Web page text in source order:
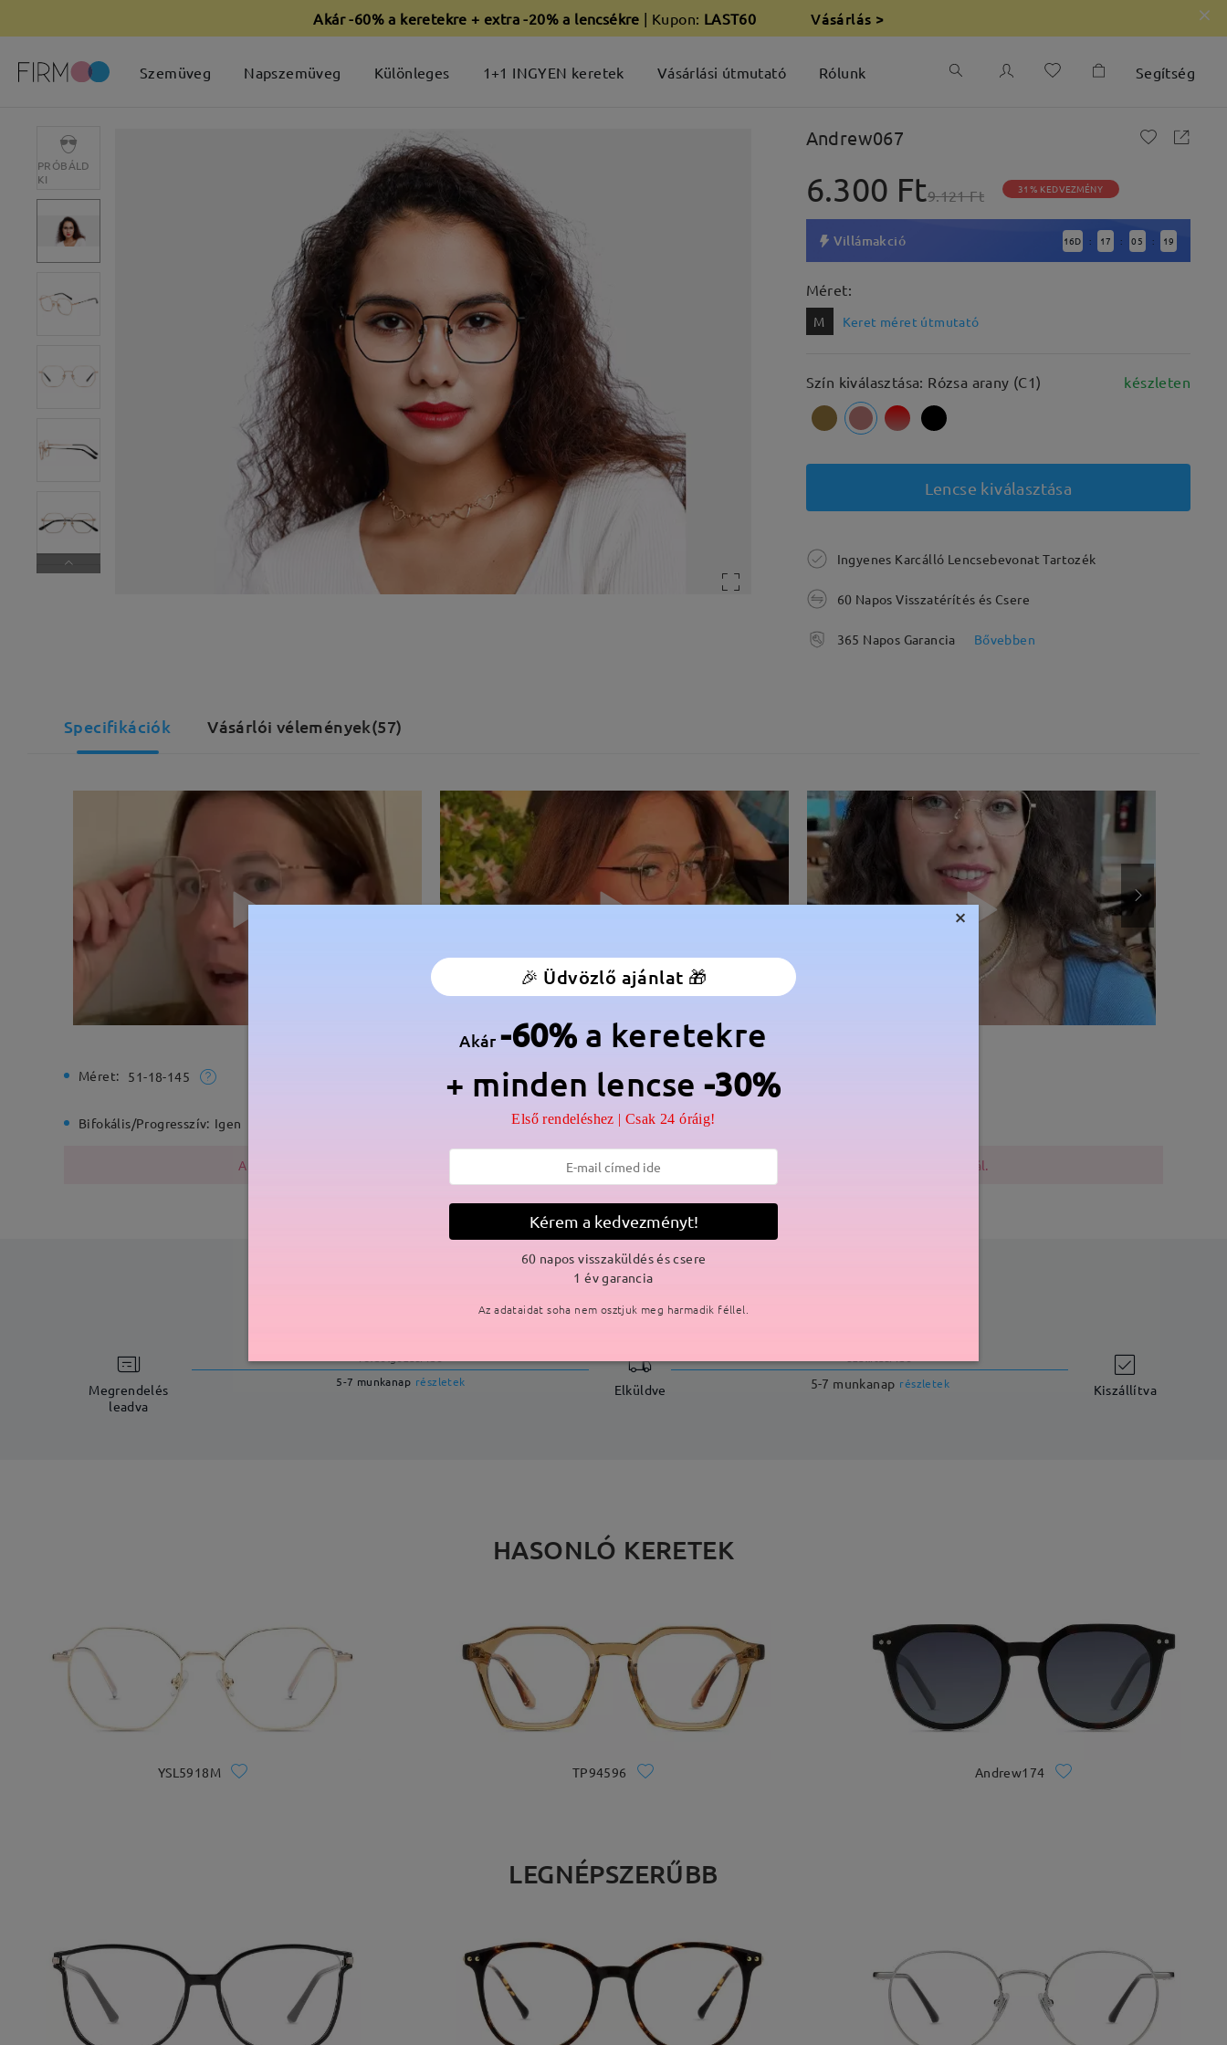
Akár -60% a keretekre + extra -20% a lencsékre | Kupon: LAST60 Vásárlás >
Szemüveg Napszemüveg Különleges 1+1 INGYEN keretek Vásárlási útmutató Rólunk Segítség
PRÓBÁLD
KI
Andrew067
6.300 Ft9.121 Ft 31% KEDVEZMÉNY
Villámakció 16D : 17 : 05 : 18
Méret:
M Keret méret útmutató
Szín kiválasztása: Rózsa arany (C1) készleten
Lencse kiválasztása
Ingyenes Karcálló Lencsebevonat Tartozék
60 Napos Visszatérítés és Csere
365 Napos Garancia Bővebben
Specifikációk Vásárlói vélemények(57)
Méret: 51-18-145 129 mm (Közepes) Lencse átlós méret: 52 mm
Bifokális/Progresszív: Igen Anyag: Fém
A fémszerkezet nikkelt tartalmaz a gyártási folyamat miatt. Nikkelallergiás vásárlók legyenek elővigyázatosak a vásárlásnál.
SZÁLLÍTÁS
Megrendelés
leadva
feldolgozási idő
5-7 munkanap részletek Elküldve
szállítási idő
5-7 munkanap részletek Kiszállítva
HASONLÓ KERETEK
YSL5918M TP94596 Andrew174
LEGNÉPSZERŰBB
×
🎉 Üdvözlő ajánlat 🎁
Akár-60% a keretekre
+ minden lencse -30%
Első rendeléshez | Csak 24 óráig!
Kérem a kedvezményt!
60 napos visszaküldés és csere
1 év garancia
Az adataidat soha nem osztjuk meg harmadik féllel.